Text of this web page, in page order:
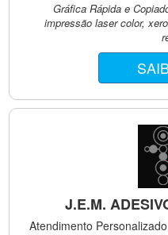
Gráfica Rápida e
impressão laser color,
J.E.M.
Atendimento Personalizado